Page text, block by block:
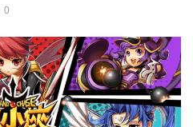
0